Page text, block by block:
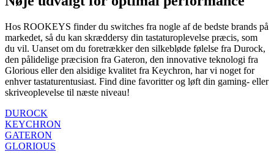
Hos ROOKEYS finder du switches fra nogle af de bedste brands på
markedet, så du kan skræddersy din tastaturoplevelse præcis, som
du vil. Uanset om du foretrækker den silkebløde følelse fra Durock,
den pålidelige præcision fra Gateron, den innovative teknologi fra
Glorious eller den alsidige kvalitet fra Keychron, har vi noget for
enhver tastaturentusiast. Find dine favoritter og løft din gaming- eller
skriveoplevelse til næste niveau!
DUROCK
KEYCHRON
GATERON
GLORIOUS